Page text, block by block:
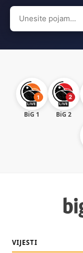
Search
for:
BiG 1 BiG 2
VIJESTI